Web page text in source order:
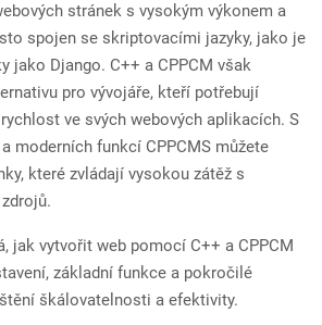
stránek s vysokým výkonem a
spojen se skriptovacími jazyky, jako je
jako Django. C++ a CPPCM však
pro vývojáře, kteří potřebují
ve svých webových aplikacích. S
moderních funkcí CPPCMS můžete
které zvládají vysokou zátěž s
jak vytvořit web pomocí C++ a CPPCM
základní funkce a pokročilé
škálovatelnosti a efektivity.